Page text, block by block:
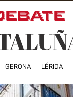
GERONA LÉRIDA